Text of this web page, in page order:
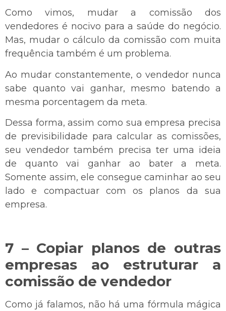
Como vimos, mudar a comissão dos
vendedores é nocivo para a saúde do negócio.
Mas, mudar o cálculo da comissão com muita
frequência também é um problema.
Ao mudar constantemente, o vendedor nunca
sabe quanto vai ganhar, mesmo batendo a
mesma porcentagem da meta.
Dessa forma, assim como sua empresa precisa
de previsibilidade para calcular as comissões,
seu vendedor também precisa ter uma ideia
de quanto vai ganhar ao bater a meta.
Somente assim, ele consegue caminhar ao seu
lado e compactuar com os planos da sua
empresa.
7 – Copiar planos de outras
empresas ao estruturar a
comissão de vendedor
Como já falamos, não há uma fórmula mágica